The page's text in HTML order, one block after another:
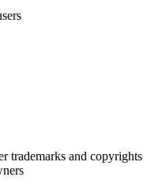
trademarks and copyrights